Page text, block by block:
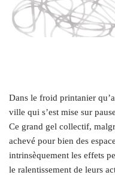
Dans le froid printanier
ville qui s’est mise sur
Ce grand gel collectif,
achevé pour bien des
intrinsèquement les effets
le ralentissement de leurs